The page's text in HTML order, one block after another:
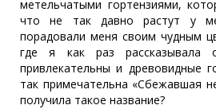
метельчатыми гортензиями,
что не так давно растут у
порадовали меня своим чудным
где я как раз
привлекательны и древовидные
так примечательна «Сбежавшая
получила такое название?